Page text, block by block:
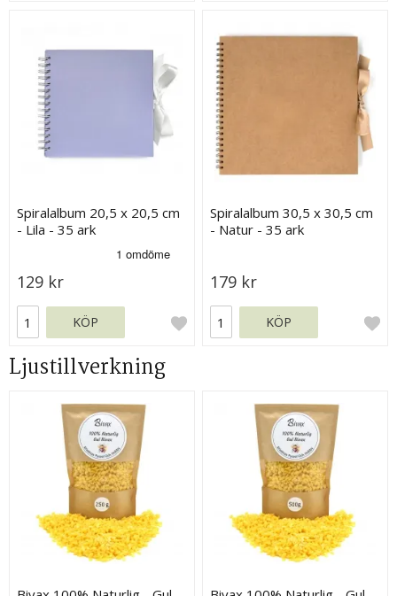
Spiralalbum 20,5 x 20,5 cm
- Lila - 35 ark
129 kr
KÖP
Spiralalbum 30,5 x 30,5 cm
- Natur - 35 ark
179 kr
KÖP
Ljustillverkning